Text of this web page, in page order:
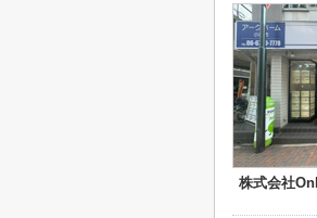
株式会社